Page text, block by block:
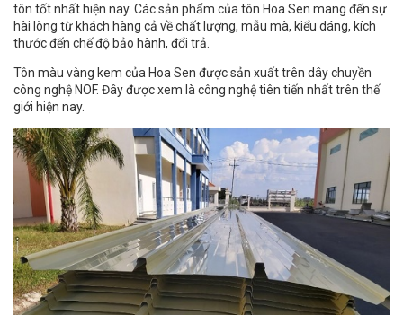
tôn tốt nhất hiện nay. Các sản phẩm của tôn Hoa Sen mang đến sự
hài lòng từ khách hàng cả về chất lượng, mẫu mà, kiểu dáng, kích
thước đến chế độ bảo hành, đổi trả.
Tôn màu vàng kem của Hoa Sen được sản xuất trên dây chuyền
công nghệ NOF. Đây được xem là công nghệ tiên tiến nhất trên thế
giới hiện nay.